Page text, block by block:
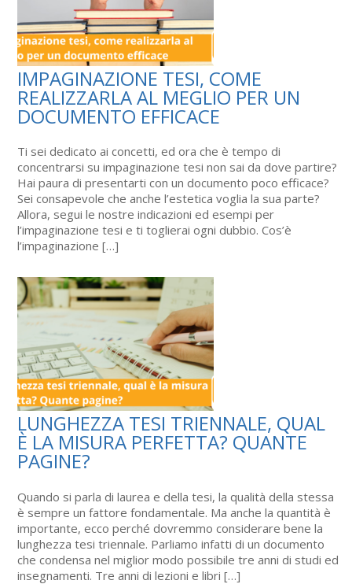
IMPAGINAZIONE TESI, COME
REALIZZARLA AL MEGLIO PER UN
DOCUMENTO EFFICACE
Ti sei dedicato ai concetti, ed ora che è tempo di
concentrarsi su impaginazione tesi non sai da dove partire?
Hai paura di presentarti con un documento poco efficace?
Sei consapevole che anche l’estetica voglia la sua parte?
Allora, segui le nostre indicazioni ed esempi per
l’impaginazione tesi e ti toglierai ogni dubbio. Cos’è
l’impaginazione […]
LUNGHEZZA TESI TRIENNALE, QUAL
È LA MISURA PERFETTA? QUANTE
PAGINE?
Quando si parla di laurea e della tesi, la qualità della stessa
è sempre un fattore fondamentale. Ma anche la quantità è
importante, ecco perché dovremmo considerare bene la
lunghezza tesi triennale. Parliamo infatti di un documento
che condensa nel miglior modo possibile tre anni di studi ed
insegnamenti. Tre anni di lezioni e libri […]